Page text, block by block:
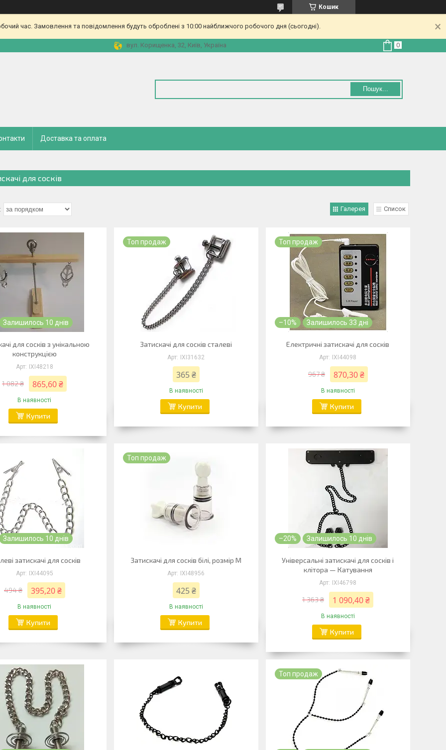
Кошик
час. Замовлення та повідомлення будуть оброблені з 10:00 найближчого робочого дня (сьогодні).
вул. Корищенка, 32, Київ, Україна
Пошук...
Доставка та оплата
для сосків
Галерея Список
Залишилось 10 днів
для сосків з унікальною
конструкцією
IXI48218
1 082 ₴ 865,60 ₴
В наявності
Купити
Топ продаж
Затискачі для сосків сталеві
IXI31632
365 ₴
В наявності
Купити
Топ продаж
–10% Залишилось 33 дні
Електричні затискачі для сосків
IXI44098
967 ₴ 870,30 ₴
В наявності
Купити
Залишилось 10 днів
затискачі для сосків
IXI44095
494 ₴ 395,20 ₴
В наявності
Купити
Топ продаж
Затискачі для сосків білі, розмір M
IXI48956
425 ₴
В наявності
Купити
–20% Залишилось 10 днів
Універсальні затискачі для сосків і
клітора — Катування
IXI46798
1 363 ₴ 1 090,40 ₴
В наявності
Купити
Топ продаж